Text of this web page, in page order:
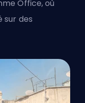
Office, où
sur des